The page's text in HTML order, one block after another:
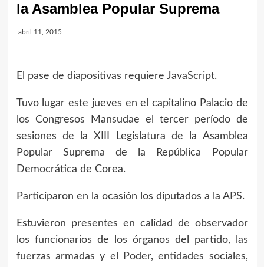
la Asamblea Popular Suprema
abril 11, 2015
El pase de diapositivas requiere JavaScript.
Tuvo lugar este jueves en el capitalino Palacio de
los Congresos Mansudae el tercer período de
sesiones de la XIII Legislatura de la Asamblea
Popular Suprema de la República Popular
Democrática de Corea.
Participaron en la ocasión los diputados a la APS.
Estuvieron presentes en calidad de observador
los funcionarios de los órganos del partido, las
fuerzas armadas y el Poder, entidades sociales,